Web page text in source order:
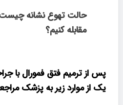
حالت تهوع نشانه
مقابله کنیم؟
پس از ترمیم فتق فمورال با
یک از موارد زیر به پزشک